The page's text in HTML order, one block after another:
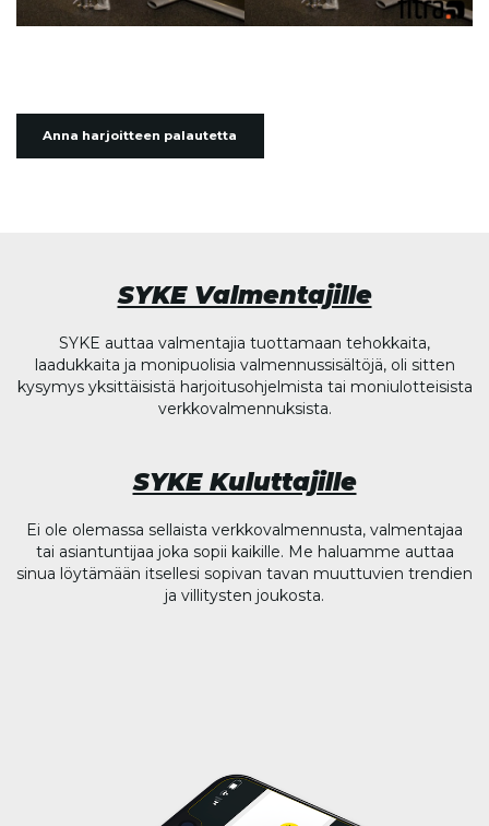
Anna harjoitteen palautetta
SYKE Valmentajille
SYKE auttaa valmentajia tuottamaan tehokkaita,
laadukkaita ja monipuolisia valmennussisältöjä, oli sitten
kysymys yksittäisistä harjoitusohjelmista tai moniulotteisista
verkkovalmennuksista.
SYKE Kuluttajille
Ei ole olemassa sellaista verkkovalmennusta, valmentajaa
tai asiantuntijaa joka sopii kaikille. Me haluamme auttaa
sinua löytämään itsellesi sopivan tavan muuttuvien trendien
ja villitysten joukosta.